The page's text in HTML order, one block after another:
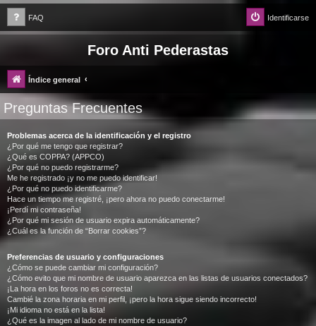
FAQ Identificarse
Foro Anti Pederastas
Índice general
Preguntas Frecuentes
Problemas acerca de la identificación y el registro
¿Por qué me tengo que registrar?
¿Qué es COPPA? (APPCO)
¿Por qué no puedo registrarme?
Me he registrado ¡y no me puedo identificar!
¿Por qué no puedo identificarme?
Hace un tiempo me registré, ¡pero ahora no puedo conectarme!
¡Perdí mi contraseña!
¿Por qué mi sesión de usuario expira automáticamente?
¿Cuál es la función de “Borrar cookies”?
Preferencias de usuario y configuraciones
¿Cómo se puede cambiar mi configuración?
¿Cómo evito que mi nombre de usuario aparezca en las listas de usuarios conectados?
¡La hora en los foros no es correcta!
Cambié la zona horaria en mi perfil, ¡pero la hora sigue siendo incorrecto!
¡Mi idioma no está en la lista!
¿Qué es la imagen al lado de mi nombre de usuario?